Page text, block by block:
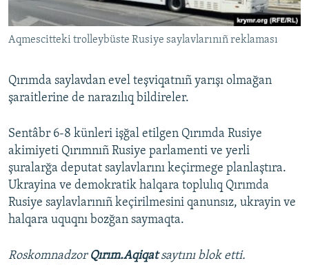
Aqmescitteki trolleybüste Rusiye saylavlarınıñ reklaması
Qırımda saylavdan evel teşviqatnıñ yarışı olmağan
şaraitlerine de narazılıq bildireler.
Sentâbr 6-8 künleri işğal etilgen Qırımda Rusiye
akimiyeti Qırımnıñ Rusiye parlamenti ve yerli
şuralarğa deputat saylavlarını keçirmege planlaştıra.
Ukrayina ve demokratik halqara toplulıq Qırımda
Rusiye saylavlarınıñ keçirilmesini qanunsız, ukrayin ve
halqara uquqnı bozğan saymaqta.
Roskomnadzor Qırım.Aqiqatsaytını blok etti.